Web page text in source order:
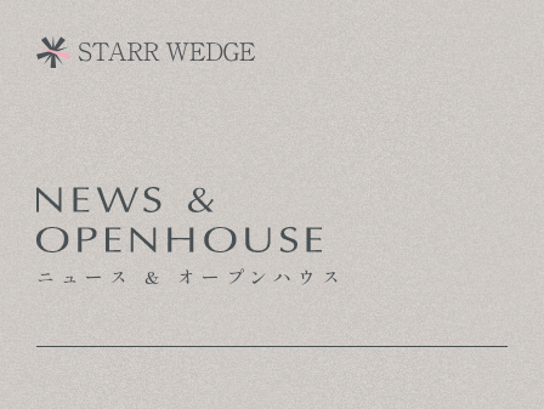
CONCEPT
TECHNOLOGY
ニュース & オープンハウス